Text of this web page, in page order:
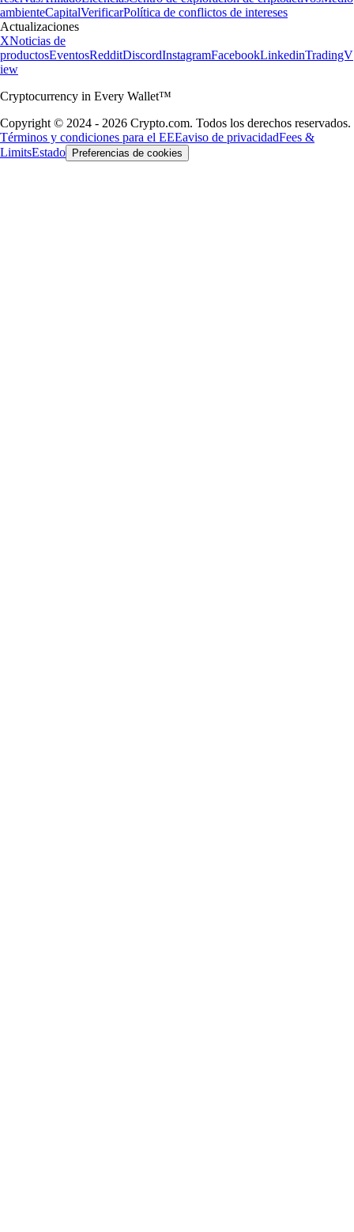
ambienteCapitalVerificarPolítica de conflictos de intereses
Actualizaciones
XNoticias de
productosEventosRedditDiscordInstagramFacebookLinkedinTradingV
iew
Cryptocurrency in Every Wallet™
Copyright © 2024 - 2026 Crypto.com. Todos los derechos reservados.
Términos y condiciones para el EEEaviso de privacidadFees &
LimitsEstado Preferencias de cookies